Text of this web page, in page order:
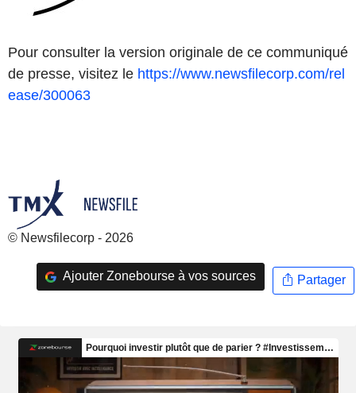
Pour consulter la version originale de ce communiqué
de presse, visitez le https://www.newsfilecorp.com/rel
ease/300063
© Newsfilecorp - 2026
Ajouter Zonebourse à vos sources Partager